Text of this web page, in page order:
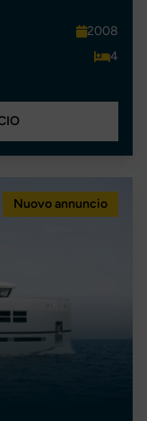
2008
4
Nuovo annuncio